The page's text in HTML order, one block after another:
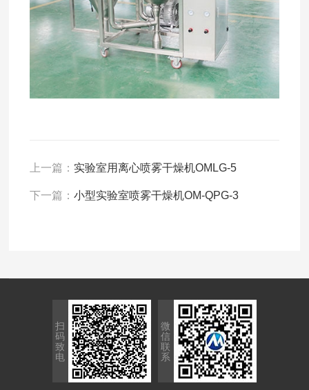
上一篇： 实验室用离心喷雾干燥机OMLG-5
下一篇：小型实验室喷雾干燥机OM-QPG-3
微
信
联
系
扫
码
致
电